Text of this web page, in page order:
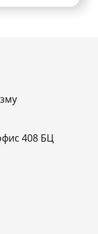
408 БЦ